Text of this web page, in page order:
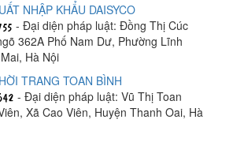
NHẬP KHẨU DAISYCO
- Đại diện pháp luật: Đồng Thị Cúc
362A Phố Nam Dư, Phường Lĩnh
Hà Nội
TRANG TOAN BÌNH
- Đại diện pháp luật: Vũ Thị Toan
Xã Cao Viên, Huyện Thanh Oai, Hà